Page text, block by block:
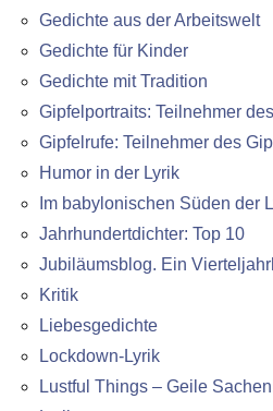
Gedichte aus der Arbeitswelt
Gedichte für Kinder
Gedichte mit Tradition
Gipfelportraits: Teilnehmer
Gipfelrufe: Teilnehmer des
Humor in der Lyrik
Im babylonischen Süden der
Jahrhundertdichter: Top 10
Jubiläumsblog. Ein
Kritik
Liebesgedichte
Lockdown-Lyrik
Lustful Things – Geile